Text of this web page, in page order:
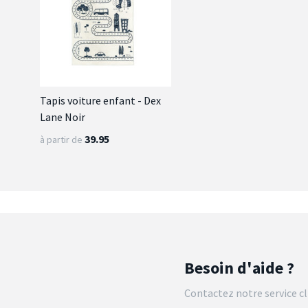
Tapis voiture enfant - Dex
Lane Noir
à partir de 39.95
Besoin d'aide ?
Contactez notre service